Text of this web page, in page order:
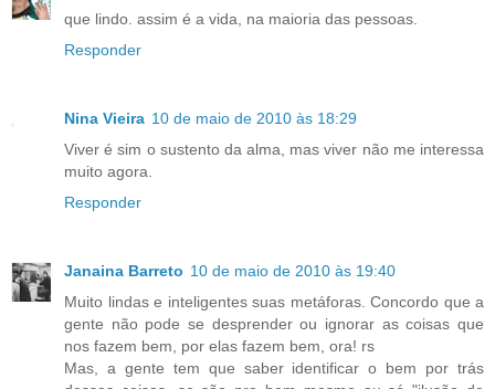
que lindo. assim é a vida, na maioria das pessoas.
Responder
Nina Vieira 10 de maio de 2010 às 18:29
Viver é sim o sustento da alma, mas viver não me interessa
muito agora.
Responder
Janaina Barreto 10 de maio de 2010 às 19:40
Muito lindas e inteligentes suas metáforas. Concordo que a
gente não pode se desprender ou ignorar as coisas que
nos fazem bem, por elas fazem bem, ora! rs
Mas, a gente tem que saber identificar o bem por trás